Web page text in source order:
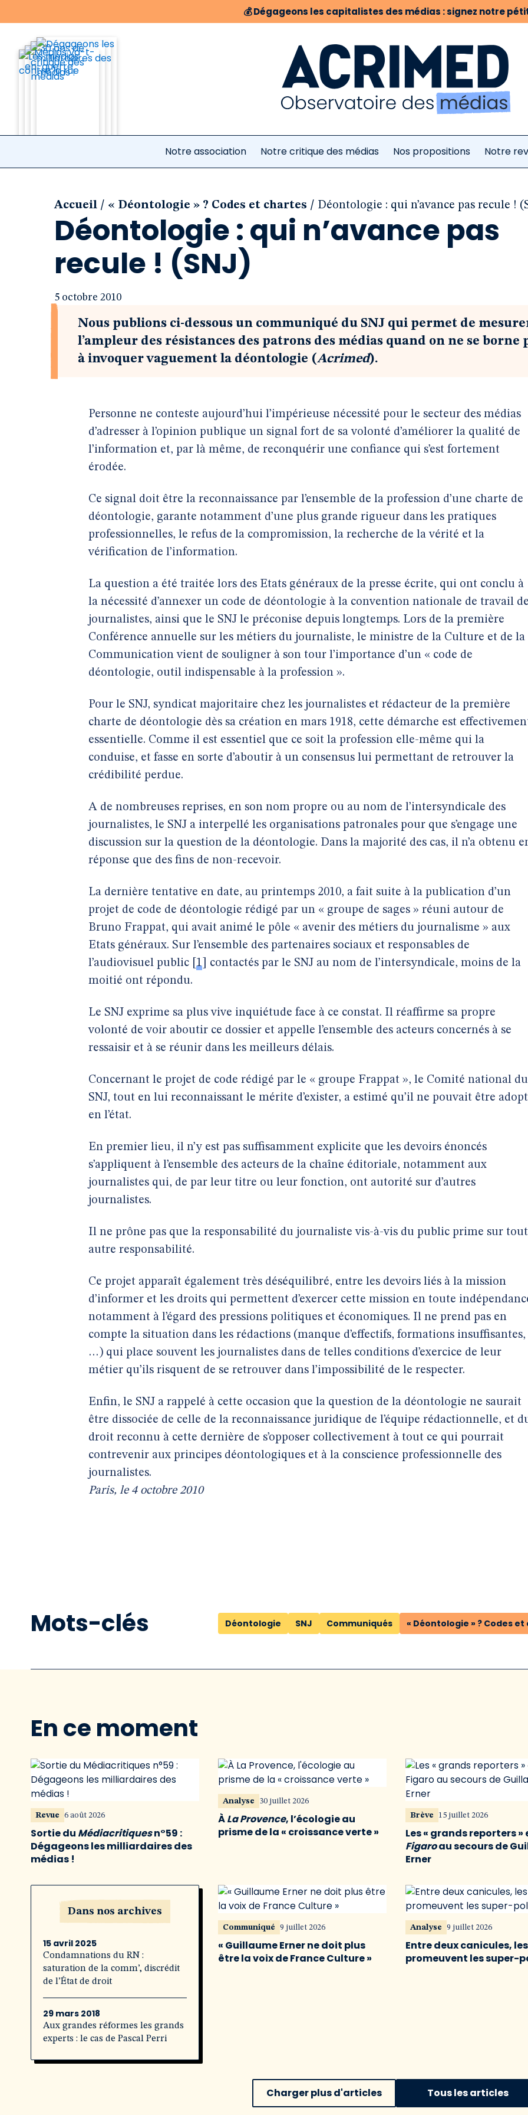
💰Dégageons les capitalistes des médias : signez notre
Notre association Notre critique des médias Nos propositions Notre
Accueil / « Déontologie » ? Codes et chartes / Déontologie : qui n’avance pas recule !
Déontologie : qui n’avance pas
recule ! (SNJ)
5 octobre 2010
Nous publions ci-dessous un communiqué du SNJ qui permet de
l’ampleur des résistances des patrons des médias quand on ne se borne
à invoquer vaguement la déontologie (Acrimed).
Personne ne conteste aujourd’hui l’impérieuse nécessité pour le secteur des médias
d’adresser à l’opinion publique un signal fort de sa volonté d’améliorer la qualité de
l’information et, par là même, de reconquérir une confiance qui s’est fortement
érodée.
Ce signal doit être la reconnaissance par l’ensemble de la profession d’une charte de
déontologie, garante notamment d’une plus grande rigueur dans les pratiques
professionnelles, le refus de la compromission, la recherche de la vérité et la
vérification de l’information.
La question a été traitée lors des Etats généraux de la presse écrite, qui ont conclu à
la nécessité d’annexer un code de déontologie à la convention nationale de travail
journalistes, ainsi que le SNJ le préconise depuis longtemps. Lors de la première
Conférence annuelle sur les métiers du journaliste, le ministre de la Culture et de la
Communication vient de souligner à son tour l’importance d’un « code de
déontologie, outil indispensable à la profession ».
Pour le SNJ, syndicat majoritaire chez les journalistes et rédacteur de la première
charte de déontologie dès sa création en mars 1918, cette démarche est
essentielle. Comme il est essentiel que ce soit la profession elle-même qui la
conduise, et fasse en sorte d’aboutir à un consensus lui permettant de retrouver la
crédibilité perdue.
A de nombreuses reprises, en son nom propre ou au nom de l’intersyndicale des
journalistes, le SNJ a interpellé les organisations patronales pour que s’engage une
discussion sur la question de la déontologie. Dans la majorité des cas, il n’a obtenu
réponse que des fins de non-recevoir.
La dernière tentative en date, au printemps 2010, a fait suite à la publication d’un
projet de code de déontologie rédigé par un « groupe de sages » réuni autour de
Bruno Frappat, qui avait animé le pôle « avenir des métiers du journalisme » aux
Etats généraux. Sur l’ensemble des partenaires sociaux et responsables de
l’audiovisuel public 1
contactés par le SNJ au nom de l’intersyndicale, moins de la
moitié ont répondu.
Le SNJ exprime sa plus vive inquiétude face à ce constat. Il réaffirme sa propre
volonté de voir aboutir ce dossier et appelle l’ensemble des acteurs concernés à se
ressaisir et à se réunir dans les meilleurs délais.
Concernant le projet de code rédigé par le « groupe Frappat », le Comité national du
SNJ, tout en lui reconnaissant le mérite d’exister, a estimé qu’il ne pouvait être
en l’état.
En premier lieu, il n’y est pas suffisamment explicite que les devoirs énoncés
s’appliquent à l’ensemble des acteurs de la chaîne éditoriale, notamment aux
journalistes qui, de par leur titre ou leur fonction, ont autorité sur d’autres
journalistes.
Il ne prône pas que la responsabilité du journaliste vis-à-vis du public prime sur
autre responsabilité.
Ce projet apparaît également très déséquilibré, entre les devoirs liés à la mission
d’informer et les droits qui permettent d’exercer cette mission en toute
notamment à l’égard des pressions politiques et économiques. Il ne prend pas en
compte la situation dans les rédactions (manque d’effectifs, formations insuffisantes,
…) qui place souvent les journalistes dans de telles conditions d’exercice de leur
métier qu’ils risquent de se retrouver dans l’impossibilité de le respecter.
Enfin, le SNJ a rappelé à cette occasion que la question de la déontologie ne saurait
être dissociée de celle de la reconnaissance juridique de l’équipe rédactionnelle, et
droit reconnu à cette dernière de s’opposer collectivement à tout ce qui pourrait
contrevenir aux principes déontologiques et à la conscience professionnelle des
journalistes.
Paris, le 4 octobre 2010
Mots-clés Déontologie SNJ Communiqués « Déontologie » ? Codes
En ce moment
Revue 6 août 2026
Sortie du Médiacritiquesn°59 :
Dégageons les milliardaires des
médias !
Analyse 30 juillet 2026
ÀLa Provence, l’écologie au
prisme de la « croissance verte »
Brève 15 juillet 2026
Les « grands reporters »
Figaroau secours de
Erner
Dans nos archives
15 avril 2025
Condamnations du RN :
saturation de la comm’, discrédit
de l’État de droit
29 mars 2018
Aux grandes réformes les grands
experts : le cas de Pascal Perri
Communiqué 9 juillet 2026
« Guillaume Erner ne doit plus
être la voix de France Culture »
Analyse 9 juillet 2026
Entre deux canicules,
promeuvent les super-
Charger plus d'articles Tous les articles